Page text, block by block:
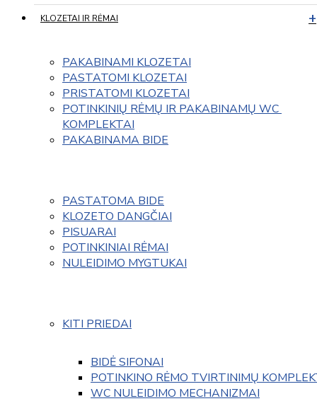
KLOZETAI IR RĖMAI
PAKABINAMI KLOZETAI
PASTATOMI KLOZETAI
PRISTATOMI KLOZETAI
POTINKINIŲ RĖMŲ IR PAKABINAMŲ WC
KOMPLEKTAI
PAKABINAMA BIDE
PASTATOMA BIDE
KLOZETO DANGČIAI
PISUARAI
POTINKINIAI RĖMAI
NULEIDIMO MYGTUKAI
KITI PRIEDAI
BIDĖ SIFONAI
POTINKINO RĖMO TVIRTINIMŲ
WC NULEIDIMO MECHANIZMAI